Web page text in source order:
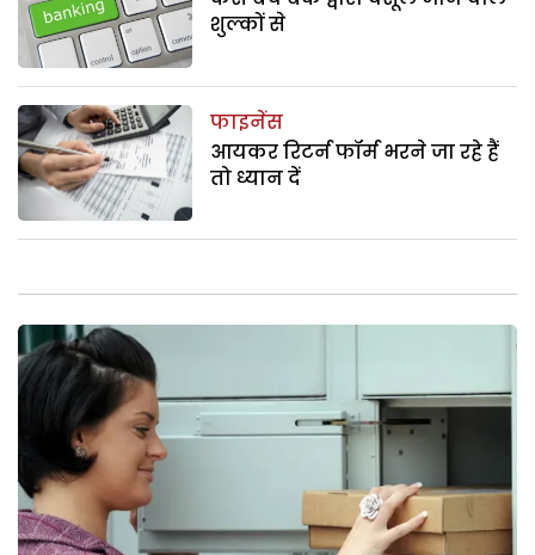
शुल्कों से
फाइनेंस
आयकर रिटर्न फॉर्म भरने जा रहे हैं
तो ध्यान दें